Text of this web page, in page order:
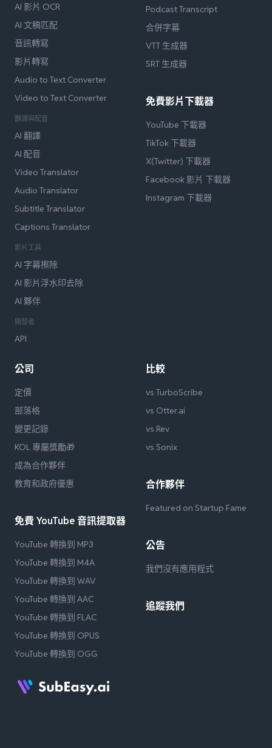
AI 影片 OCR
AI 文稿匹配
音訊轉寫
影片轉寫
Audio to Text Converter
Video to Text Converter
翻譯與配音
AI 翻譯
AI 配音
Video Translator
Audio Translator
Subtitle Translator
Captions Translator
影片工具
AI 字幕擦除
AI 影片浮水印去除
AI 夥伴
開發者
API
Podcast Transcript
合併字幕
VTT 生成器
SRT 生成器
免費影片下載器
YouTube 下載器
TikTok 下載器
X(Twitter) 下載器
Facebook 影片 下載器
Instagram 下載器
公司
定價
部落格
變更記錄
KOL 專屬獎勵🎁
成為合作夥伴
教育和政府優惠
免費 YouTube 音訊提取器
YouTube 轉換到 MP3
YouTube 轉換到 M4A
YouTube 轉換到 WAV
YouTube 轉換到 AAC
YouTube 轉換到 FLAC
YouTube 轉換到 OPUS
YouTube 轉換到 OGG
比較
vs TurboScribe
vs Otter.ai
vs Rev
vs Sonix
合作夥伴
Featured on Startup Fame
公告
我們沒有應用程式
追蹤我們